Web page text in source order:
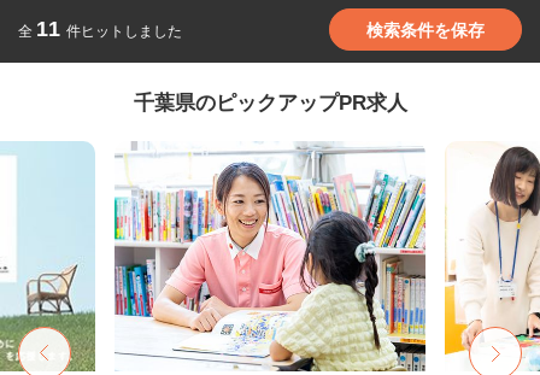
全 11 件ヒットしました 検索条件を保存
千葉県のピックアップPR求人